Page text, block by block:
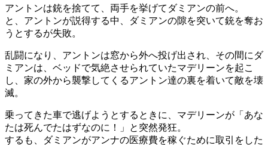
アントンは銃を捨てて、両手を挙げてダミアンの前へ。
と、アントンが説得する中、ダミアンの隙を突いて銃を奪お
うとするが失敗。
乱闘になり、アントンは窓から外へ投げ出され、その間にダ
ミアンは、ベッドで気絶させられていたマデリーンを起こ
し、家の外から襲撃してくるアントン達の裏を着いて敵を壊
滅。
乗ってきた車で逃げようとするときに、マデリーンが「あな
たは死んでたはずなのに！」と突然発狂。
するも、ダミアンがアンナの医療費を稼ぐために取引をした